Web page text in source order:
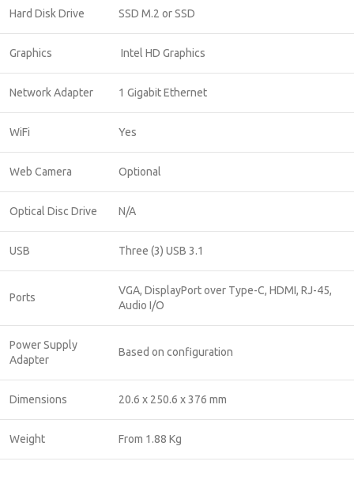
Hard Disk Drive SSD M.2 or SSD
Graphics Intel HD Graphics
Network Adapter 1 Gigabit Ethernet
WiFi Yes
Web Camera Optional
Optical Disc Drive N/A
USB Three (3) USB 3.1
Ports
VGA, DisplayPort over Type-C, HDMI, RJ-45,
Audio I/O
Power Supply
Adapter
Based on configuration
Dimensions 20.6 x 250.6 x 376 mm
Weight From 1.88 Kg